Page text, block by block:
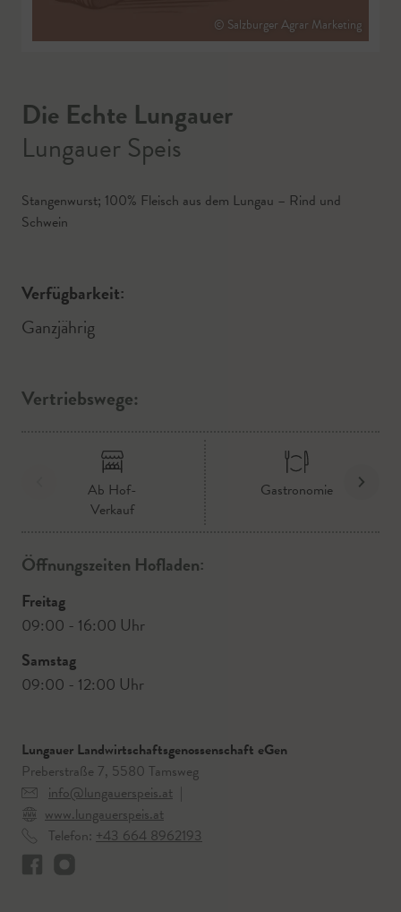
© Salzburger Agrar Marketing
Die Echte Lungauer
Lungauer Speis
Stangenwurst; 100% Fleisch aus dem Lungau – Rind und
Schwein
Verfügbarkeit:
Ganzjährig
Vertriebswege:
Ab Hof-
Verkauf
Gastronomie
Öffnungszeiten Hofladen:
Freitag
09:00 - 16:00 Uhr
Samstag
09:00 - 12:00 Uhr
Lungauer Landwirtschaftsgenossenschaft eGen
Preberstraße 7, 5580 Tamsweg
info@lungauerspeis.at |
www.lungauerspeis.at
Telefon: +43 664 8962193